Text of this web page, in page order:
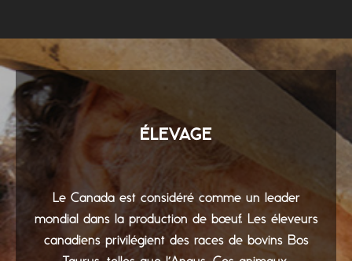
ÉLEVAGE
Le Canada est considéré comme un leader
mondial dans la production de bœuf. Les éleveurs
canadiens privilégient des races de bovins Bos